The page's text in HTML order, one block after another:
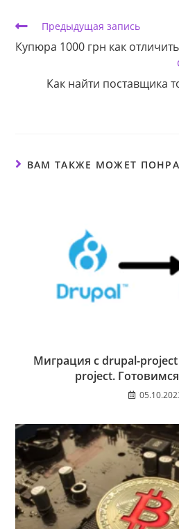
Еще
Предыдущая запись
Купюра 1000 грн как
Как найти поставщика
ВАМ ТАКЖЕ МОЖЕТ
Миграция с drupal-
project.